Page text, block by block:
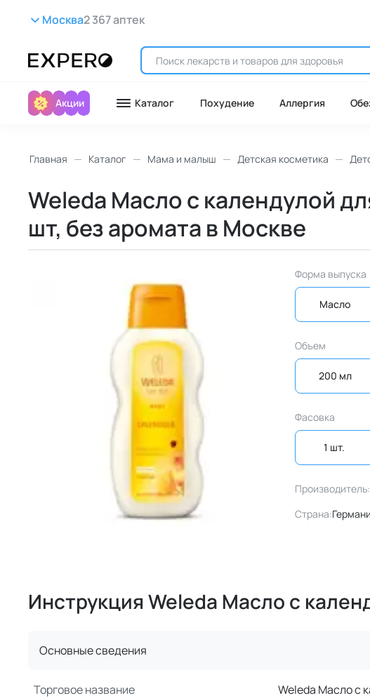
Москва2 367 аптек
Акции Каталог Похудение Аллергия
Главная Каталог Мама и малыш Детская косметика
Weleda Масло с календулой
шт, без аромата в Москве
Форма выпуска
Масло
Объем
200 мл
Фасовка
1 шт.
Производитель:
Страна:
Инструкция Weleda Масло с
Основные сведения
Торговое название Weleda Масло с